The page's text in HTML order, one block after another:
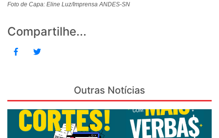
Foto de Capa: Eline Luz/Imprensa ANDES-SN
Compartilhe...
Outras Notícias